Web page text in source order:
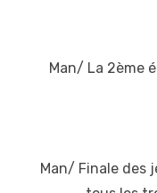
navigation
Previous
Man/ La 2ème
Next
Man/ Finale des